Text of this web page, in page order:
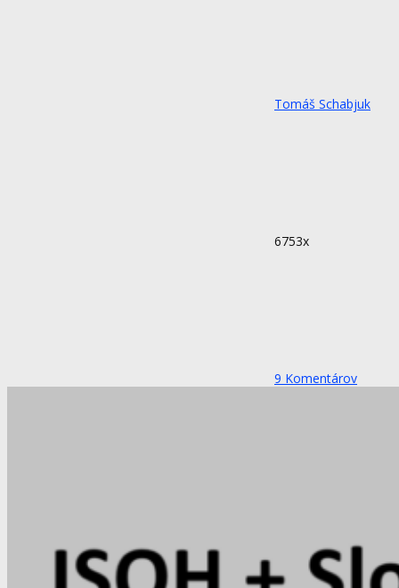
Tomáš Schabjuk
6753x
9 Komentárov